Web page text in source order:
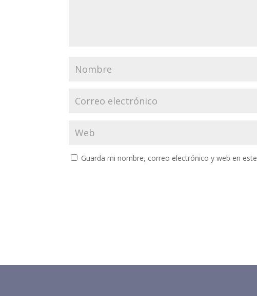
Guarda mi nombre, correo electrónico y web en